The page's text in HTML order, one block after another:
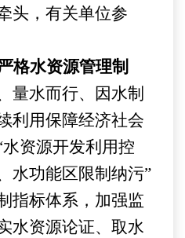
头，有关单位参
格水资源管理制
量水而行、因水制
利用保障经济社会
水资源开发利用控
水功能区限制纳污”
指标体系，加强监
水资源论证、取水